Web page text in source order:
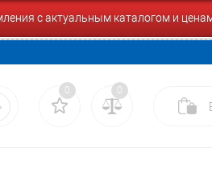
с актуальным каталогом и
0 0